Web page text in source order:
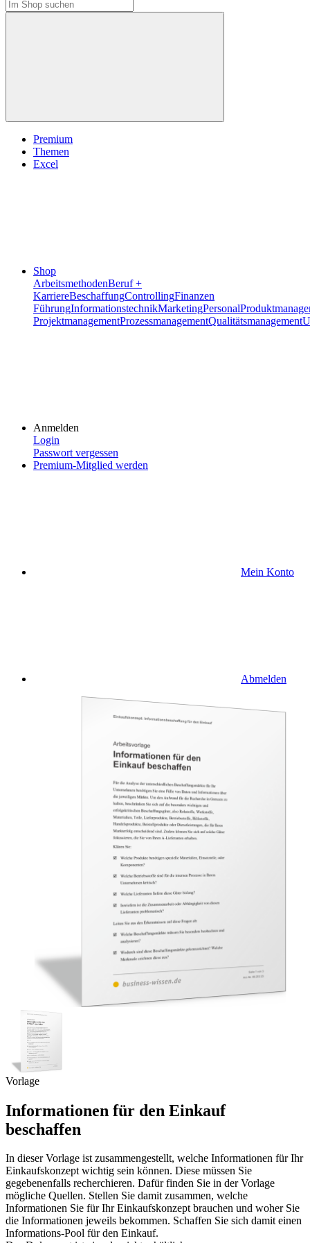
Premium
Themen
Excel
Shop
ArbeitsmethodenBeruf +
KarriereBeschaffungControllingFinanzen
FührungInformationstechnikMarketingPersonal
ProjektmanagementProzessmanagementQualitätsmanagement
Anmelden
Login
Passwort vergessen
Premium-Mitglied werden
Mein Konto
Abmelden
Vorlage
Informationen für den Einkauf
beschaffen
In dieser Vorlage ist zusammengestellt, welche Informationen für Ihr
Einkaufskonzept wichtig sein können. Diese müssen Sie
gegebenenfalls recherchieren. Dafür finden Sie in der Vorlage
mögliche Quellen. Stellen Sie damit zusammen, welche
Informationen Sie für Ihr Einkaufskonzept brauchen und woher Sie
die Informationen jeweils bekommen. Schaffen Sie sich damit einen
Informations-Pool für den Einkauf.